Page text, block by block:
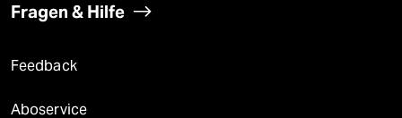
Fragen & Hilfe
Feedback
Aboservice